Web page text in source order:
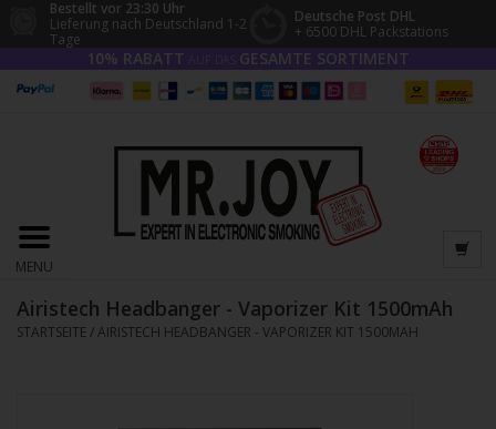
Bestellt vor 23:30 Uhr
Lieferung nach Deutschland 1-2
Tage
Deutsche Post DHL
+ 6500 DHL Packstations
10% RABATT GESAMTE SORTIMENT
MENU
Airistech Headbanger - Vaporizer Kit 1500mAh
STARTSEITE /AIRISTECH HEADBANGER - VAPORIZER KIT 1500MAH